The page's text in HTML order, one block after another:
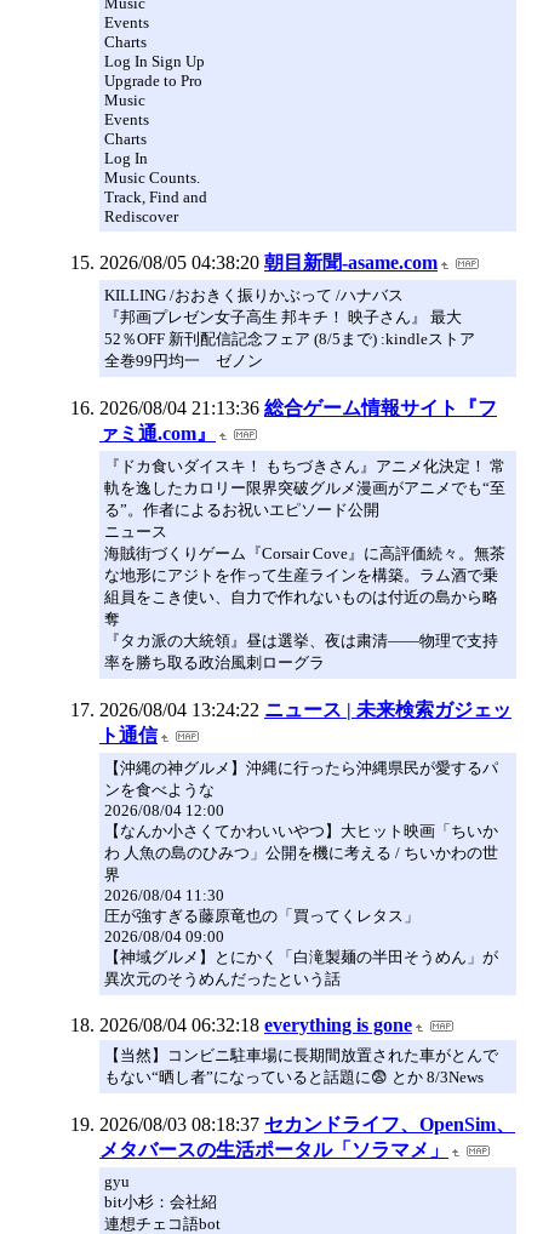
Events
Charts
Log In Sign Up
Upgrade to Pro
Music
Events
Charts
Log In
Music Counts.
Track, Find and
Rediscover
2026/08/05 04:38:20 朝目新聞-asame.com
KILLING /おおきく振りかぶって /ハナバス
『邦画プレゼン女子高生 邦キチ！ 映子さん』 最大
52％OFF 新刊配信記念フェア (8/5まで) :kindleストア
全巻99円均一 ゼノン
2026/08/04 21:13:36 総合ゲーム情報サイト『フ
ァミ通.com』
『ドカ食いダイスキ！ もちづきさん』アニメ化決定！ 常
軌を逸したカロリー限界突破グルメ漫画がアニメでも“至
る”。作者によるお祝いエピソード公開
ニュース
海賊街づくりゲーム『Corsair Cove』に高評価続々。無茶
な地形にアジトを作って生産ラインを構築。ラム酒で乗
組員をこき使い、自力で作れないものは付近の島から略
奪
『タカ派の大統領』昼は選挙、夜は粛清――物理で支持
率を勝ち取る政治風刺ローグラ
2026/08/04 13:24:22 ニュース | 未来検索ガジェッ
ト通信
【沖縄の神グルメ】沖縄に行ったら沖縄県民が愛するパ
ンを食べような
2026/08/04 12:00
【なんか小さくてかわいいやつ】大ヒット映画「ちいか
わ 人魚の島のひみつ」公開を機に考える / ちいかわの世
界
2026/08/04 11:30
圧が強すぎる藤原竜也の「買ってくレタス」
2026/08/04 09:00
【神域グルメ】とにかく「白滝製麺の半田そうめん」が
異次元のそうめんだったという話
2026/08/04 06:32:18 everything is gone
【当然】コンビニ駐車場に長期間放置された車がとんで
もない“晒し者”になっていると話題に😨 とか 8/3News
2026/08/03 08:18:37 セカンドライフ、OpenSim、
メタバースの生活ポータル「ソラマメ」
gyu
bit小杉：会社紹
連想チェコ語bot